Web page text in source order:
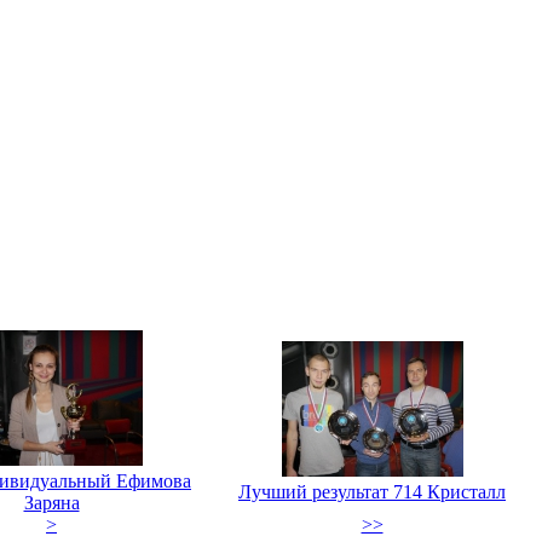
Ефимова
Заряна
Лучший результат 714 Кристалл
>
>>